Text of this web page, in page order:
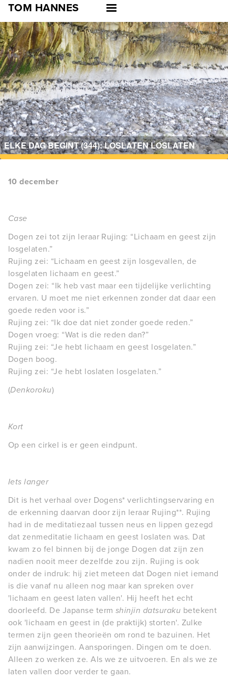
Skip
main
navigation
TOM HANNES
ELKE DAG BEGINT (344): LOSLATEN LOSLATEN
10 december
Case
Dogen zei tot zijn leraar Rujing: “Lichaam en geest zijn
losgelaten.”
Rujing zei: “Lichaam en geest zijn losgevallen, de
losgelaten lichaam en geest.”
Dogen zei: “Ik heb vast maar een tijdelijke verlichting
ervaren. U moet me niet erkennen zonder dat daar een
goede reden voor is.”
Rujing zei: “Ik doe dat niet zonder goede reden.”
Dogen vroeg: “Wat is die reden dan?”
Rujing zei: “Je hebt lichaam en geest losgelaten.”
Dogen boog.
Rujing zei: “Je hebt loslaten losgelaten.”
(Denkoroku)
Kort
Op een cirkel is er geen eindpunt.
Iets langer
Dit is het verhaal over Dogens* verlichtingservaring en
de erkenning daarvan door zijn leraar Rujing**. Rujing
had in de meditatiezaal tussen neus en lippen gezegd
dat zenmeditatie lichaam en geest loslaten was. Dat
kwam zo fel binnen bij de jonge Dogen dat zijn zen
nadien nooit meer dezelfde zou zijn. Rujing is ook
onder de indruk: hij ziet meteen dat Dogen niet iemand
is die vanaf nu alleen nog maar kan spreken over
'lichaam en geest laten vallen'. Hij heeft het echt
doorleefd. De Japanse term shinjin datsuraku betekent
ook 'lichaam en geest in (de praktijk) storten'. Zulke
termen zijn geen theorieën om rond te bazuinen. Het
zijn aanwijzingen. Aansporingen. Dingen om te doen.
Alleen zo werken ze. Als we ze uitvoeren. En als we ze
laten vallen door verder te gaan.